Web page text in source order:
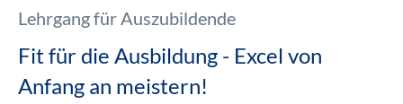
Lehrgang für Auszubildende
Fit für die Ausbildung - Excel von
Anfang an meistern!